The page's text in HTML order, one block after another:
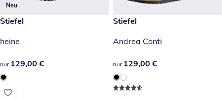
Neu
129,00 €
Stiefel
heine
129,00 €
nur 129,00 €
129,00 €
Stiefel
Andrea Conti
129,00 €
nur 129,00 €